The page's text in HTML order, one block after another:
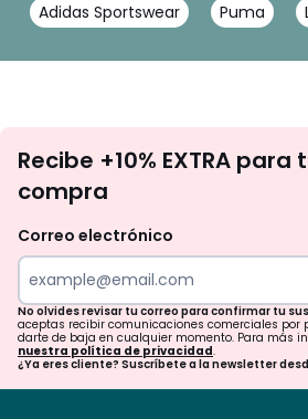
Adidas Sportswear Puma
te
tu
tu
Recibe +10% EXTRA
compra
Correo electrónico
No olvides revisar tu correo para confirmar tu
aceptas recibir comunicaciones comerciales por
darte de baja en cualquier momento. Para más
nuestra política de privacidad.
¿Ya eres cliente? Suscríbete a la newsletter